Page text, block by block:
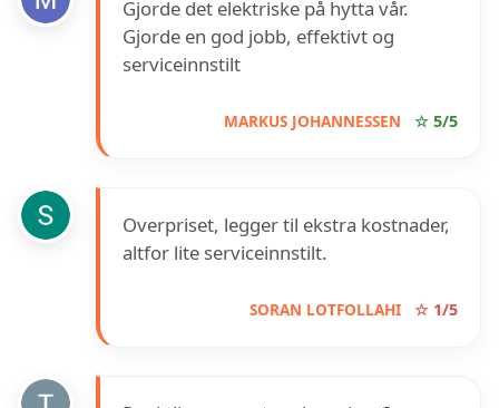
Gjorde det elektriske på hytta vår.
Gjorde en god jobb, effektivt og
serviceinnstilt
MARKUS JOHANNESSEN ☆ 5/5
Overpriset, legger til ekstra kostnader,
altfor lite serviceinnstilt.
SORAN LOTFOLLAHI ☆ 1/5